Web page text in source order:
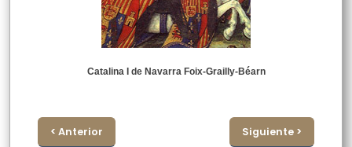
Catalina I de Navarra Foix-Grailly-Béarn
< Anterior Siguiente >